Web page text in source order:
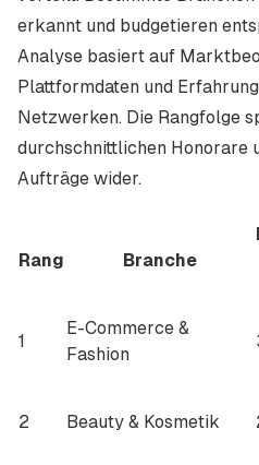
erkannt und budgetieren
Analyse basiert auf
Plattformdaten und
Netzwerken. Die Rangfolge
durchschnittlichen Honorare
Aufträge wider.
Rang Branche
1
E-Commerce &
Fashion
2 Beauty & Kosmetik